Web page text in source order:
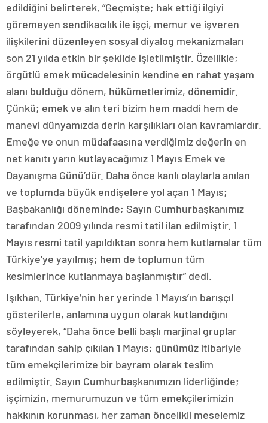
edildiğini belirterek, “Geçmişte; hak ettiği ilgiyi
göremeyen sendikacılık ile işçi, memur ve işveren
ilişkilerini düzenleyen sosyal diyalog mekanizmaları
son 21 yılda etkin bir şekilde işletilmiştir. Özellikle;
örgütlü emek mücadelesinin kendine en rahat yaşam
alanı bulduğu dönem, hükümetlerimiz, dönemidir.
Çünkü; emek ve alın teri bizim hem maddi hem de
manevi dünyamızda derin karşılıkları olan kavramlardır.
Emeğe ve onun müdafaasına verdiğimiz değerin en
net kanıtı yarın kutlayacağımız 1 Mayıs Emek ve
Dayanışma Günü’dür. Daha önce kanlı olaylarla anılan
ve toplumda büyük endişelere yol açan 1 Mayıs;
Başbakanlığı döneminde; Sayın Cumhurbaşkanımız
tarafından 2009 yılında resmi tatil ilan edilmiştir. 1
Mayıs resmi tatil yapıldıktan sonra hem kutlamalar tüm
Türkiye’ye yayılmış; hem de toplumun tüm
kesimlerince kutlanmaya başlanmıştır” dedi.
Işıkhan, Türkiye’nin her yerinde 1 Mayıs’ın barışçıl
gösterilerle, anlamına uygun olarak kutlandığını
söyleyerek, “Daha önce belli başlı marjinal gruplar
tarafından sahip çıkılan 1 Mayıs; günümüz itibariyle
tüm emekçilerimize bir bayram olarak teslim
edilmiştir. Sayın Cumhurbaşkanımızın liderliğinde;
işçimizin, memurumuzun ve tüm emekçilerimizin
hakkının korunması, her zaman öncelikli meselemiz